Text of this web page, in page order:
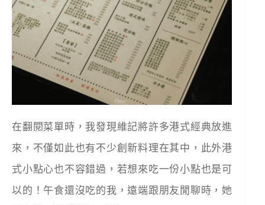
在翻閱菜單時，我發現維記將許多港式經典放進
來，不僅如此也有不少創新料理在其中，此外港
式小點心也不容錯過，若想來吃一份小點也是可
以的！午食還沒吃的我，遠端跟朋友閒聊時，她